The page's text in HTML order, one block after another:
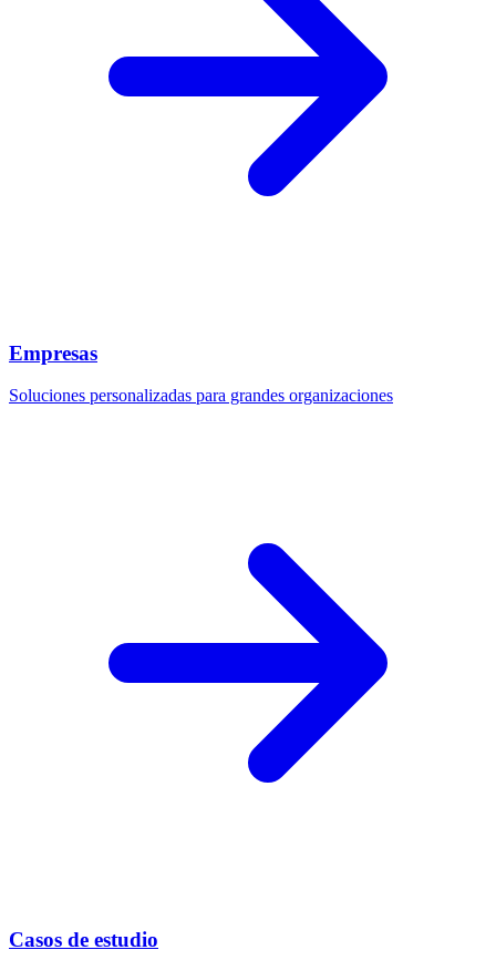
Empresas
Soluciones personalizadas para grandes organizaciones
Casos de estudio